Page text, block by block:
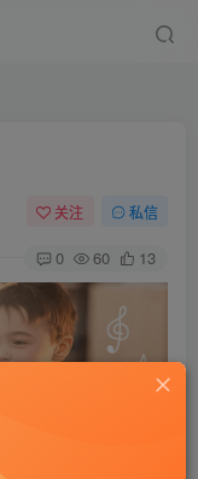
关注 私信
0 60 13